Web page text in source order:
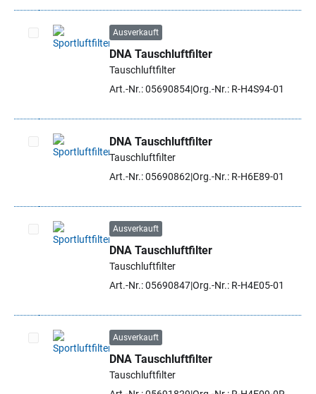
Artikel auswählen
Ausverkauft
DNA Tauschluftfilter
Tauschluftfilter
Art.-Nr.: 05690854Org.-Nr.: R-H4S94-01
Artikel auswählen
DNA Tauschluftfilter
Tauschluftfilter
Art.-Nr.: 05690862 Org.-Nr.: R-H6E89-01
Artikel auswählen
Ausverkauft
DNA Tauschluftfilter
Tauschluftfilter
Art.-Nr.: 05690847Org.-Nr.: R-H4E05-01
Artikel auswählen
Ausverkauft
DNA Tauschluftfilter
Tauschluftfilter